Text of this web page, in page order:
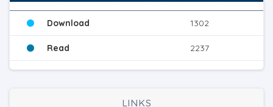
Download 1302
Read 2237
LINKS